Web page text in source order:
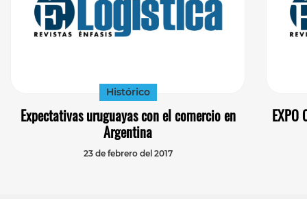
Histórico
Expectativas uruguayas con el comercio en
Argentina
23 de febrero del 2017
EXPO